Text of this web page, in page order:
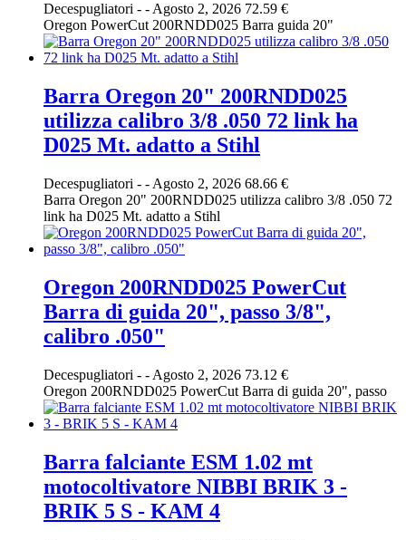
Decespugliatori - - Agosto 2, 2026 72.59 €
Oregon PowerCut 200RNDD025 Barra guida 20"
Barra Oregon 20" 200RNDD025
utilizza calibro 3/8 .050 72 link ha
D025 Mt. adatto a Stihl
Decespugliatori - - Agosto 2, 2026 68.66 €
Barra Oregon 20" 200RNDD025 utilizza calibro 3/8 .050 72
link ha D025 Mt. adatto a Stihl
Oregon 200RNDD025 PowerCut
Barra di guida 20", passo 3/8",
calibro .050"
Decespugliatori - - Agosto 2, 2026 73.12 €
Oregon 200RNDD025 PowerCut Barra di guida 20", passo
Barra falciante ESM 1.02 mt
motocoltivatore NIBBI BRIK 3 -
BRIK 5 S - KAM 4